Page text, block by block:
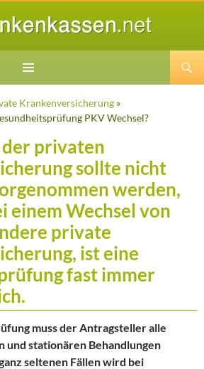
Krankenversicherung »
PKV Wechsel?
privaten
sollte nicht
werden,
einem Wechsel von
private
ist eine
fast immer
muss der Antragsteller alle
und stationären Behandlungen
seltenen Fällen wird bei